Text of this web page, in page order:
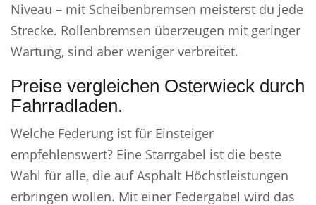
Niveau – mit Scheibenbremsen meisterst du jede
Strecke. Rollenbremsen überzeugen mit geringer
Wartung, sind aber weniger verbreitet.
Preise vergleichen Osterwieck durch
Fahrradladen.
Welche Federung ist für Einsteiger
empfehlenswert? Eine Starrgabel ist die beste
Wahl für alle, die auf Asphalt Höchstleistungen
erbringen wollen. Mit einer Federgabel wird das